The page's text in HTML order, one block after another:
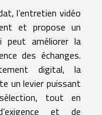
l’entretien vidéo
et propose un
peut améliorer la
des échanges.
digital, la
un levier puissant
tout en
et de